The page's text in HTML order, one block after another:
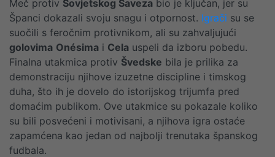
Meč protiv Sovjetskog Saveza bio je ključan, jer su
Španci dokazali svoju snagu i otpornost. Igrači su se
suočili s feročnim protivnikom, ali su zahvaljujući
golovima Onésima i Cela uspeli da izboru pobedu.
Finalna utakmica protiv Švedske bila je prilika za
demonstraciju njihove izuzetne discipline i timskog
duha, što ih je dovelo do istorijskog trijumfa pred
domaćim publikom. Ove utakmice su pokazale koliko
su bili posvećeni i motivisani, a njihova igra ostaće
zapamćena kao jedan od najbolji trenutaka španskog
fudbala.